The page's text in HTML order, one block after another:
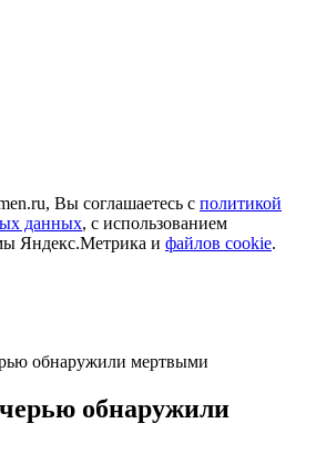
Вы соглашаетесь с политикой
данных, с использованием
Яндекс.Метрика и файлов cookie.
обнаружили мертвыми
обнаружили